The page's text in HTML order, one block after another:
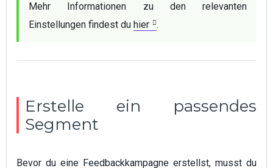
Mehr Informationen zu den relevanten
Einstellungen findest du hier .
Erstelle ein passendes
Segment
Bevor du eine Feedbackkampagne erstellst, musst du